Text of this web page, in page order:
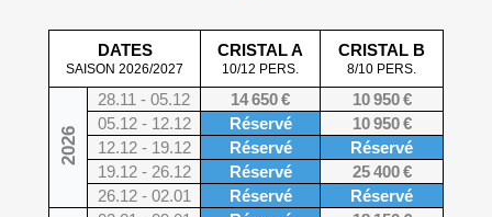
DATES
SAISON 2026/2027
CRISTAL A
10/12 PERS.
CRISTAL B
8/10 PERS.
2026
28.11 - 05.12 14 650 €
10 950 €
05.12 - 12.12
Réservé
10 950 €
12.12 - 19.12
Réservé
Réservé
19.12 - 26.12
Réservé
25 400 €
26.12 - 02.01
Réservé Réservé